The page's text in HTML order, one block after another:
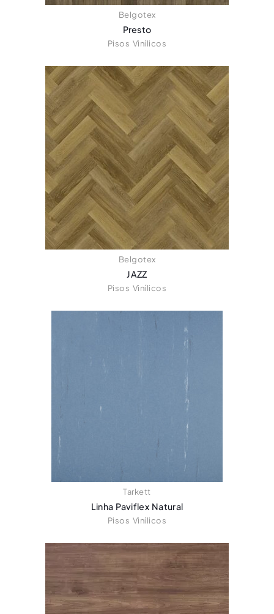
Belgotex
Presto
Pisos Vinílicos
Belgotex
JAZZ
Pisos Vinílicos
Tarkett
Linha Paviflex Natural
Pisos Vinílicos